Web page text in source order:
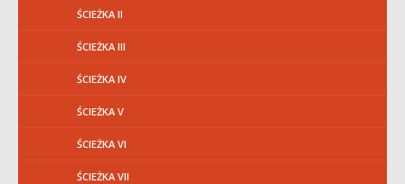
ŚCIEŻKA II
ŚCIEŻKA III
ŚCIEŻKA IV
ŚCIEŻKA V
ŚCIEŻKA VI
ŚCIEŻKA VII